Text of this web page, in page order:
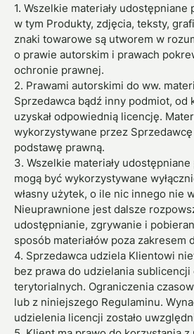
1. Wszelkie materiały
w tym Produkty, zdjęcia, teksty,
znaki towarowe są utworem w
o prawie autorskim i prawach
ochronie prawnej.
2. Prawami autorskimi do ww.
Sprzedawca bądź inny podmiot, od
uzyskał odpowiednią licencję.
wykorzystywane przez
podstawę prawną.
3. Wszelkie materiały
mogą być wykorzystywane
własny użytek, o ile nic innego nie
Nieuprawnione jest dalsze
udostępnianie, zgrywanie i
sposób materiałów poza zakresem
4. Sprzedawca udziela Klientowi
bez prawa do udzielania
terytorialnych. Ograniczenia
lub z niniejszego Regulaminu.
udzielenia licencji zostało